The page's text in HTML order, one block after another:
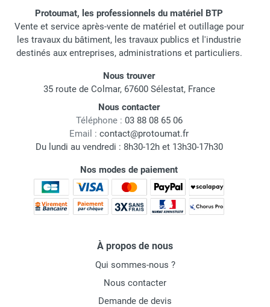
Protoumat, les professionnels du matériel BTP
Vente et service après-vente de matériel et outillage pour
les travaux du bâtiment, les travaux publics et l'industrie
destinés aux entreprises, administrations et particuliers.
Nous trouver
35 route de Colmar, 67600 Sélestat, France
Nous contacter
Téléphone : 03 88 08 65 06
Email : contact@protoumat.fr
Du lundi au vendredi : 8h30-12h et 13h30-17h30
Nos modes de paiement
À propos de nous
Qui sommes-nous ?
Nous contacter
Demande de devis